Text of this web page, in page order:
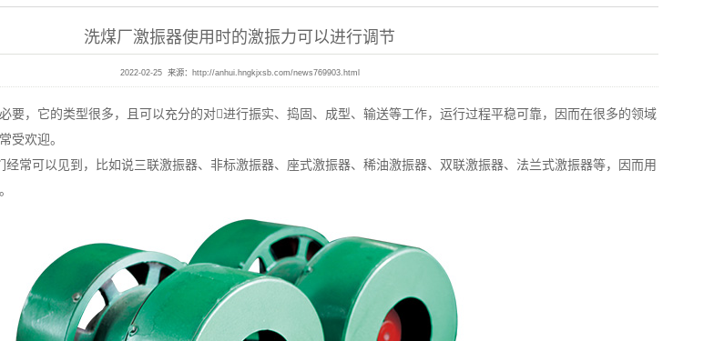
洗煤厂激振器使用时的激振力可以进行调节
2022-02-25 来源： http://anhui.hngkjxsb.com/news769903.html
，它的类型很多，且可以充分的对进行振实、捣固、成型、输送等工作，运行过程平稳可靠，因而在很多的领域
受欢迎。
可以见到，比如说三联激振器、非标激振器、座式激振器、稀油激振器、双联激振器、法兰式激振器等，因而用